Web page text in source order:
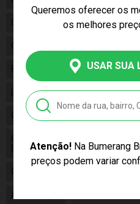
Queremos oferecer os
os melhores
USAR SUA
Atenção!Na Bumerang
preços podem variar
Gênero Unissex
Categoria
Fabricante Grow
Linha Brinquedo
Código
Código de
Barras
7908010136364
Composição
Alimentação